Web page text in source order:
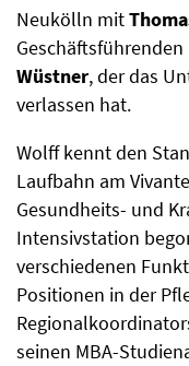
Neukölln mit
Wüstner, der das
verlassen hat.
Wolff kennt den
Laufbahn am
Gesundheits- und
Intensivstation
verschiedenen
Positionen in der
seinen MBA-